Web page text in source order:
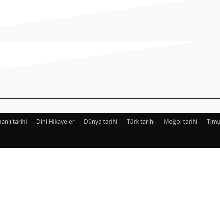
tarihi Dini Hikayeler Dünya tarihi Türk tarihi Moğol tarihi